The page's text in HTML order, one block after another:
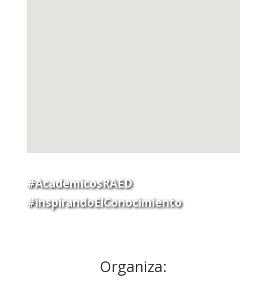
#AcademicosRAED
#inspirandoElConocimiento
Organiza: